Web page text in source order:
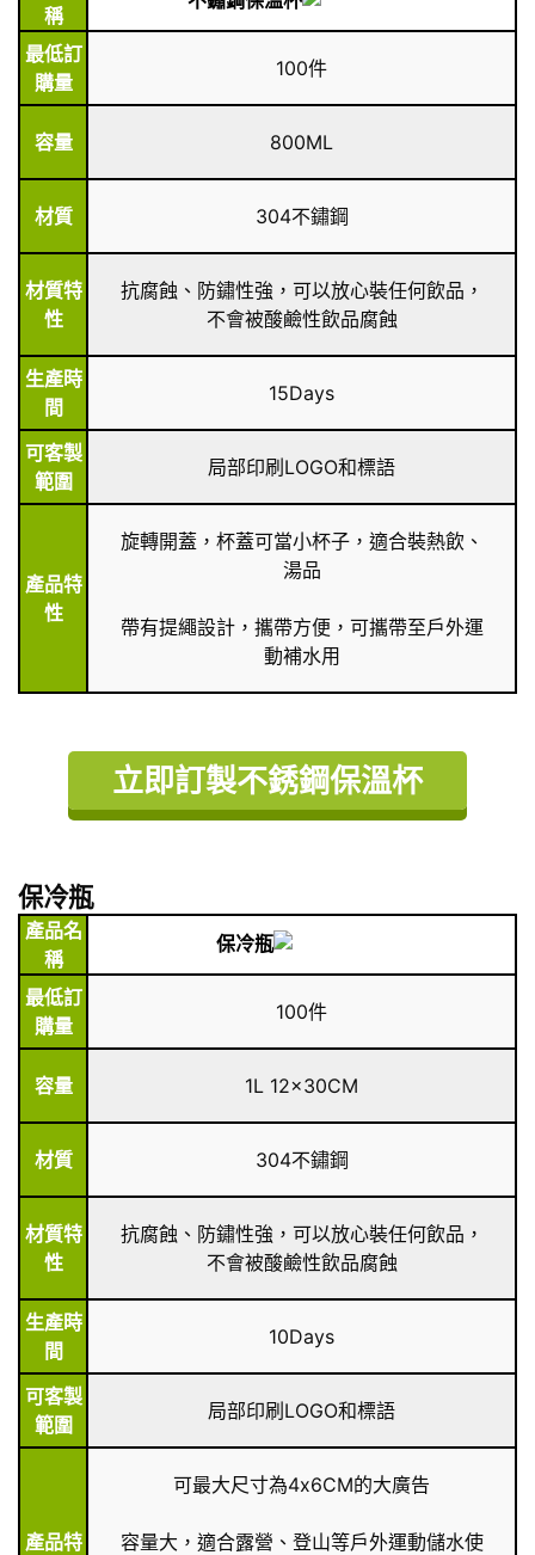
稱
最低訂
購量
100件
容量 800ML
材質 304不鏽鋼
材質特
性
抗腐蝕、防鏽性強，可以放心裝任何飲品，
不會被酸鹼性飲品腐蝕
生產時
間
15Days
可客製
範圍
局部印刷LOGO和標語
產品特
性
旋轉開蓋，杯蓋可當小杯子，適合裝熱飲、
湯品
帶有提繩設計，攜帶方便，可攜帶至戶外運
動補水用
立即訂製不銹鋼保溫杯
保冷瓶
產品名
稱
保冷瓶
最低訂
購量
100件
容量 1L 12x30CM
材質 304不鏽鋼
材質特
性
抗腐蝕、防鏽性強，可以放心裝任何飲品，
不會被酸鹼性飲品腐蝕
生產時
間
10Days
可客製
範圍
局部印刷LOGO和標語
產品特
可最大尺寸為4x6CM的大廣告
容量大，適合露營、登山等戶外運動儲水使